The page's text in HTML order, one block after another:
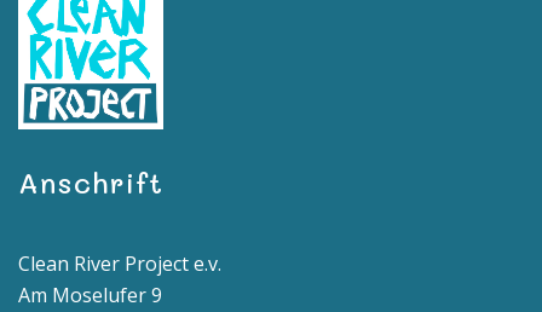
Anschrift
Clean River Project e.v.
Am Moselufer 9